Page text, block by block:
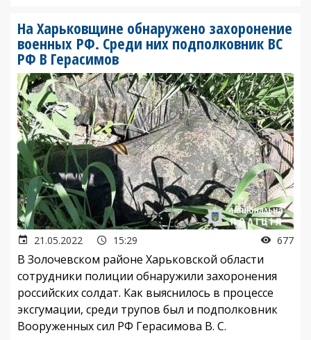
На Харьковщине обнаружено захоронение
военных РФ. Среди них подполковник ВС
РФ В Герасимов
21.05.2022 15:29 677
В Золочевском районе Харьковской области
сотрудники полиции обнаружили захоронения
российских солдат. Как выяснилось в процессе
эксгумации, среди трупов был и подполковник
Вооруженных сил РФ Герасимова В. С.